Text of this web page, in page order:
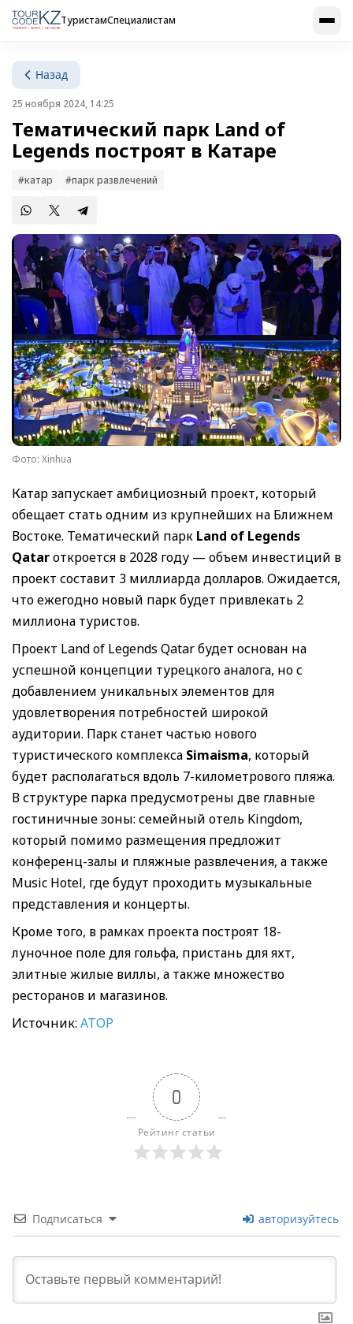
ТуристамСпециалистам
Назад
25 ноября 2024, 14:25
Тематический парк Land of
Legends построят в Катаре
#катар #парк развлечений
Фото: Xinhua
Катар запускает амбициозный проект, который
обещает стать одним из крупнейших на Ближнем
Востоке. Тематический парк Land of Legends
Qatarоткроется в 2028 году — объем инвестиций в
проект составит 3 миллиарда долларов. Ожидается,
что ежегодно новый парк будет привлекать 2
миллиона туристов.
Проект Land of Legends Qatar будет основан на
успешной концепции турецкого аналога, но с
добавлением уникальных элементов для
удовлетворения потребностей широкой
аудитории. Парк станет частью нового
туристического комплекса Simaisma, который
будет располагаться вдоль 7-километрового пляжа.
В структуре парка предусмотрены две главные
гостиничные зоны: семейный отель Kingdom,
который помимо размещения предложит
конференц-залы и пляжные развлечения, а также
Music Hotel, где будут проходить музыкальные
представления и концерты.
Кроме того, в рамках проекта построят 18-
луночное поле для гольфа, пристань для яхт,
элитные жилые виллы, а также множество
ресторанов и магазинов.
Источник: АТОР
0
Рейтинг статьи
Подписаться авторизуйтесь